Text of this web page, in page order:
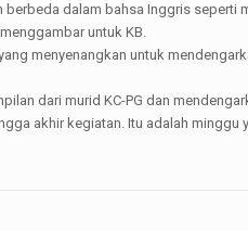
dalam bahsa Inggris seperti
untuk KB.
menyenangkan untuk
dari murid KC-PG dan
akhir kegiatan. Itu adalah